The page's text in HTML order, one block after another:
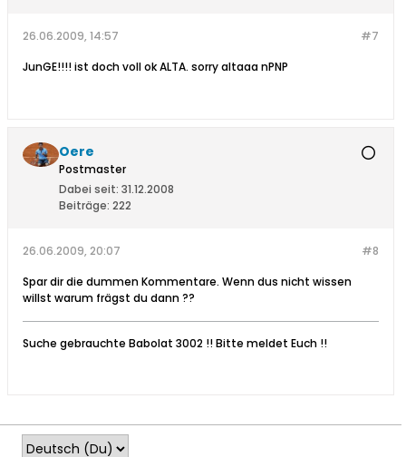
#7
26.06.2009, 14:57
JunGE!!!! ist doch voll ok ALTA. sorry altaaa nPNP
Oere
Postmaster
Dabei seit: 31.12.2008
Beiträge: 222
#8
26.06.2009, 20:07
Spar dir die dummen Kommentare. Wenn dus nicht wissen
willst warum frägst du dann ??
Suche gebrauchte Babolat 3002 !! Bitte meldet Euch !!